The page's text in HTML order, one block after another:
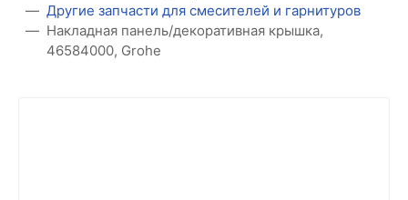
Другие запчасти для смесителей и гарнитуров
Накладная панель/декоративная крышка,
46584000, Grohe